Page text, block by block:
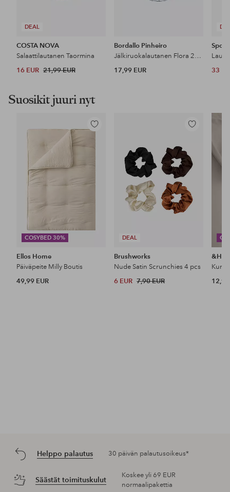
DEAL
COSTA NOVA
Salaattilautanen Taormina
16 EUR 21,99 EUR
Bordallo Pinheiro
Jälkiruokalautanen Flora 23 cm
17,99 EUR
33
Suosikit juuri nyt
COSYBED 30%
Lisää
Ellos Home
Päiväpeite Milly Boutis
49,99 EUR
DEAL
Lisää
Brushworks
Nude Satin Scrunchies 4 pcs
6 EUR 7,90 EUR 12,99
Helppo palautus 30 päivän palautusoikeus*
Säästät toimituskulut
Koskee yli 69 EUR
normaalipakettia